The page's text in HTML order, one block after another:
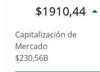
$1910,44
Capitalización de
Mercado
$230,56B